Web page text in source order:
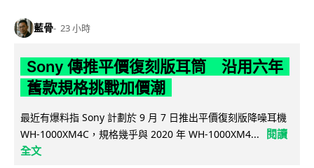
藍骨 23 小時
Sony 傳推平價復刻版耳筒 沿用六年
舊款規格挑戰加價潮
最近有爆料指 Sony 計劃於 9 月 7 日推出平價復刻版降噪耳機
WH-1000XM4C，規格幾乎與 2020 年 WH-1000XM4...
閱讀
全文